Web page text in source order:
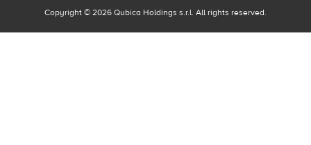
Copyright © 2026 Qubica Holdings s.r.l. All rights reserved.